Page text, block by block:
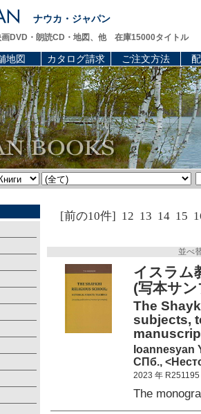
ナウカ・ジャパン
画DVD・朗読CD・地図、他 在庫15000タイトル
地図 カタログ請求 ご注文方法
[前の10件] 12 13 14 15
並べ
イスラム
(写本サ
The
subjects,
Ioannesyan
СПб.,
2023 年 R251195
The